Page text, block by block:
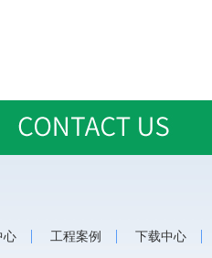
心 工程案例 下载中心